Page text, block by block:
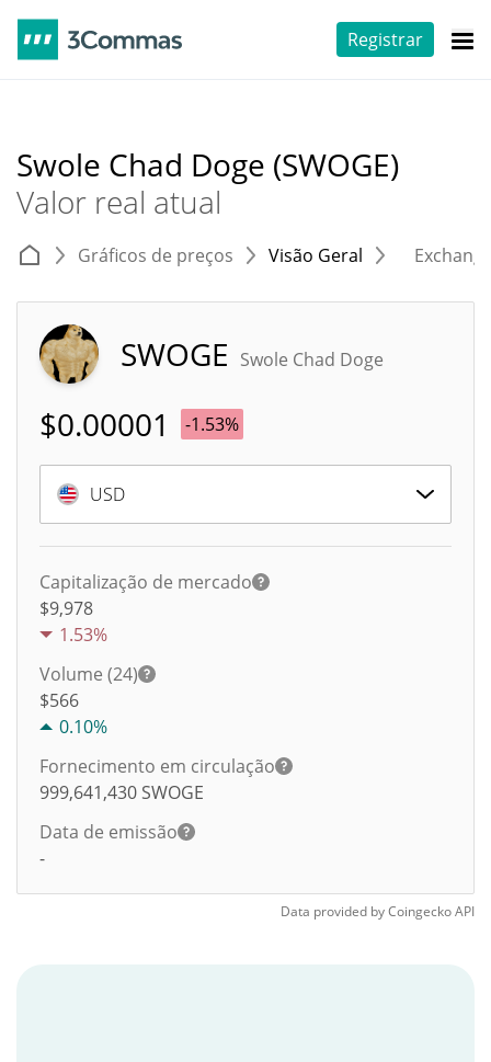
Registrar
Swole Chad Doge (SWOGE)
Valor real atual
Gráficos de preços Visão Geral
SWOGE Swole Chad Doge
$0.00001 -1.53%
USD
Capitalização de mercado
$9,978
1.53%
Volume (24)
$566
0.10%
Fornecimento em circulação
999,641,430 SWOGE
Data de emissão
-
Data provided byCoingeckoAPI